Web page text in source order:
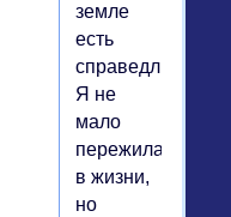
земле
есть
справедливость.
Я не
мало
пережила
в жизни,
но